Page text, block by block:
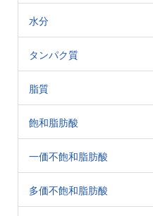
水分
タンパク質
脂質
飽和脂肪酸
一価不飽和脂肪酸
多価不飽和脂肪酸